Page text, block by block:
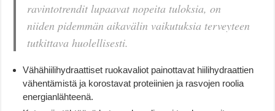
ravintotrendit lupaavat nopeita tuloksia, on
niiden pidemmän aikavälin vaikutuksia terveyteen
tutkittava huolellisesti.
Vähähiilihydraattiset ruokavaliot painottavat hiilihydraattien
vähentämistä ja korostavat proteiinien ja rasvojen roolia
energianlähteenä.